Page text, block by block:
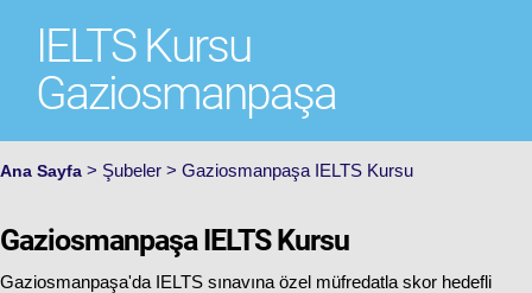
IELTS Kursu
Gaziosmanpaşa
Ana Sayfa > Şubeler > Gaziosmanpaşa IELTS Kursu
Gaziosmanpaşa IELTS Kursu
Gaziosmanpaşa'da IELTS sınavına özel müfredatla skor hedefli